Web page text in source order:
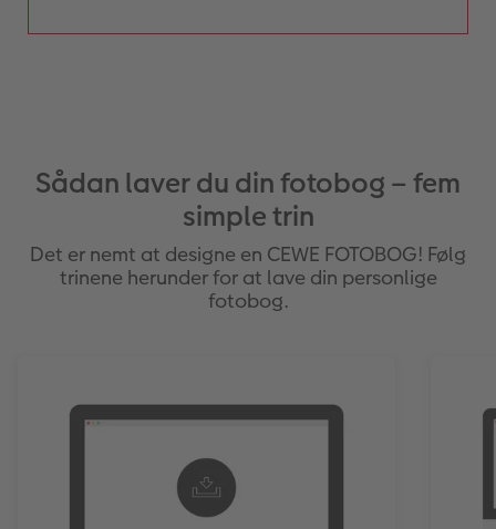
Sådan laver du din fotobog – fem
simple trin
Det er nemt at designe en CEWE FOTOBOG! Følg
trinene herunder for at lave din personlige
fotobog.